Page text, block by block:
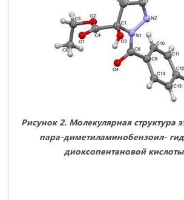
Рисунок 2. Молекулярная структура
пара-диметиламинобензоил-
диоксопентановой